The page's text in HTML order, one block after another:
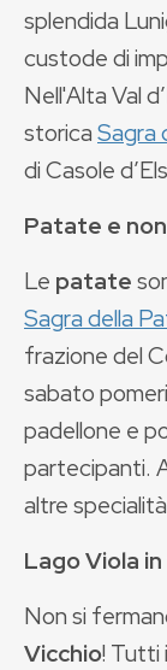
splendida
custode di
Nell'Alta Val
storicaSagra
di Casole
Patate e
Le patate
Sagra della
frazione del
sabato
padellone e
partecipanti.
altre
Lago Viola
Non si
Vicchio! Tutti